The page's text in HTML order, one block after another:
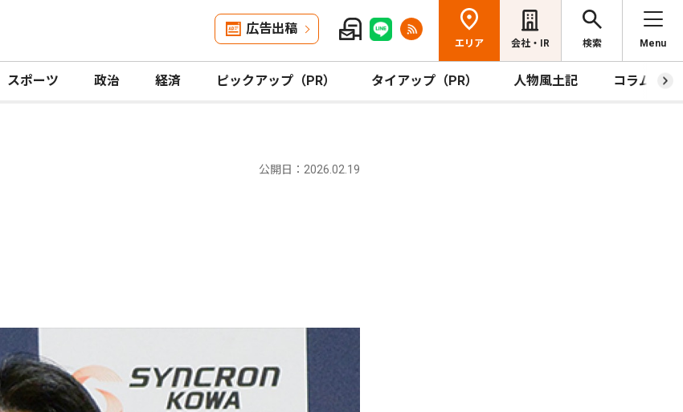
広告出稿
エリア 会社・IR 検索 Menu
スポーツ 政治 経済 ピックアップ（PR） タイアップ（PR） 人物風土記 コラム
公開日：2026.02.19